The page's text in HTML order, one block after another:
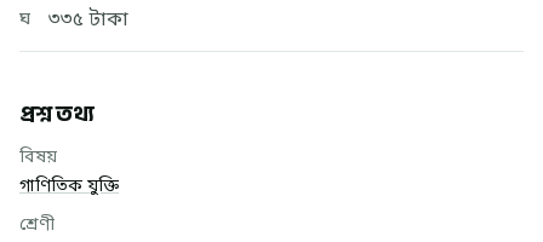
ঘ ৩৩৫ টাকা
প্রশ্ন তথ্য
বিষয়
গাণিতিক যুক্তি
শ্রেণী